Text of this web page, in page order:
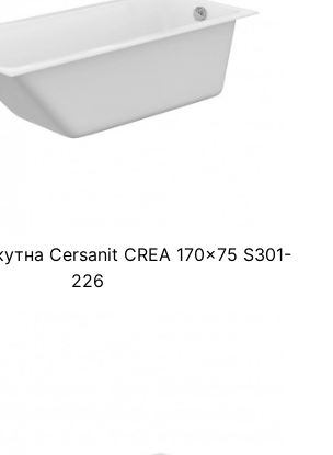
Cersanit CREA 170x75 S301-
226